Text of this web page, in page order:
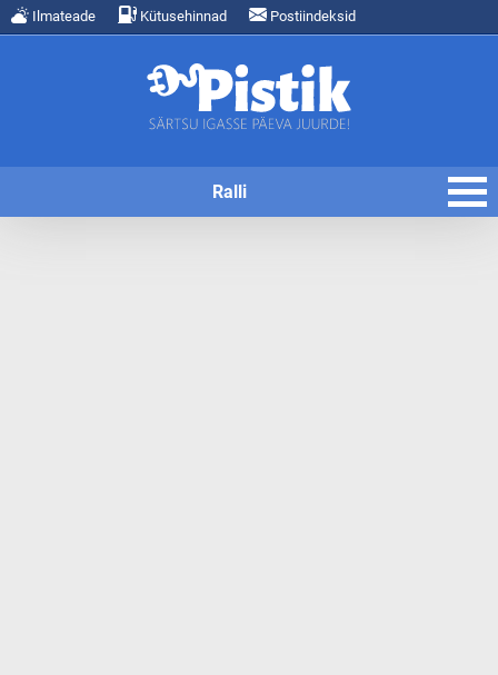
Ilmateade Kütusehinnad Postiindeksid
Ralli